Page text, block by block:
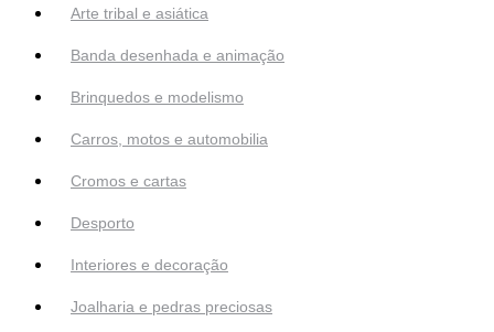
Arte tribal e asiática
Banda desenhada e animação
Brinquedos e modelismo
Carros, motos e automobilia
Cromos e cartas
Desporto
Interiores e decoração
Joalharia e pedras preciosas